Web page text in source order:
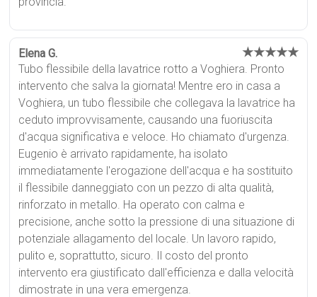
Elena G. ★★★★★
Tubo flessibile della lavatrice rotto a Voghiera. Pronto
intervento che salva la giornata! Mentre ero in casa a
Voghiera, un tubo flessibile che collegava la lavatrice ha
ceduto improvvisamente, causando una fuoriuscita
d'acqua significativa e veloce. Ho chiamato d'urgenza.
Eugenio è arrivato rapidamente, ha isolato
immediatamente l'erogazione dell'acqua e ha sostituito
il flessibile danneggiato con un pezzo di alta qualità,
rinforzato in metallo. Ha operato con calma e
precisione, anche sotto la pressione di una situazione di
potenziale allagamento del locale. Un lavoro rapido,
pulito e, soprattutto, sicuro. Il costo del pronto
intervento era giustificato dall'efficienza e dalla velocità
dimostrate in una vera emergenza.